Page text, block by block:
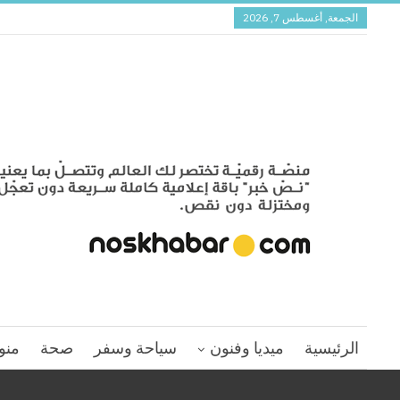
الجمعة, أغسطس 7, 2026
الرئيسية ميديا وفنون سياحة وسفر صحة